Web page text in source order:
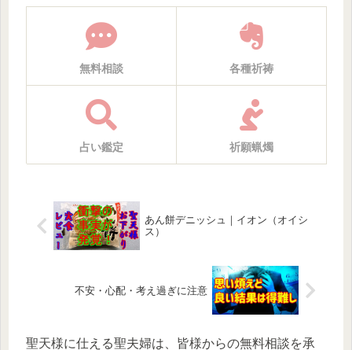
無料相談 各種祈祷
占い鑑定 祈願蝋燭
あん餅デニッシュ｜イオン（オイシ
ス）
不安・心配・考え過ぎに注意
聖天様に仕える聖夫婦は、皆様からの無料相談を承